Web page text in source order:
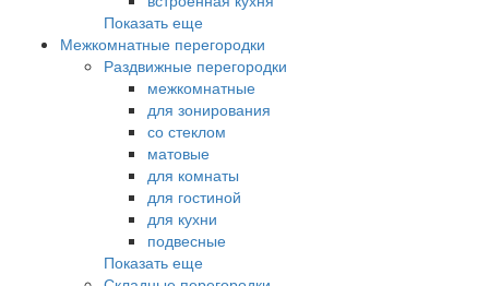
Показать еще
Межкомнатные перегородки
Раздвижные перегородки
межкомнатные
для зонирования
со стеклом
матовые
для комнаты
для гостиной
для кухни
подвесные
Показать еще